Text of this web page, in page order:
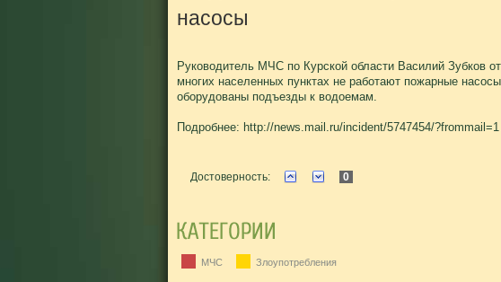
насосы
Руководитель МЧС по Курской области Василий Зубков
многих населенных пунктах не работают пожарные
оборудованы подъезды к водоемам.
Подробнее: http://news.mail.ru/incident/5747454/?frommail=1
Достоверность: 0
МЧС Злоупотребления